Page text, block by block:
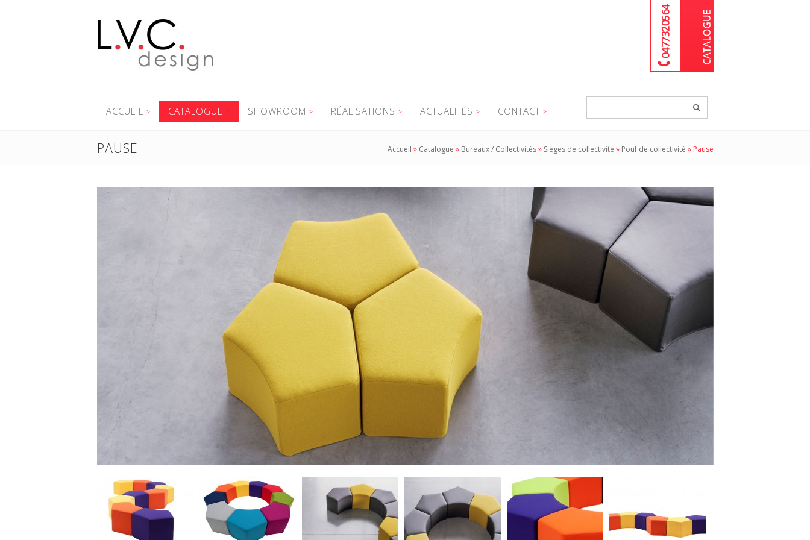
04 77 32 05 64
ACCUEIL CATALOGUE SHOWROOM RÉALISATIONS ACTUALITÉS CONTACT
PAUSE Accueil » Catalogue » Bureaux / Collectivités» Sièges de collectivité » Pouf de collectivité » Pause